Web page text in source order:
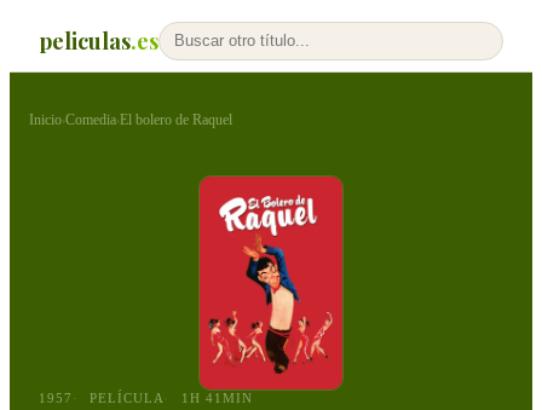
peliculas.es
Inicio›Comedia›El bolero de Raquel
1957 PELÍCULA 1H 41MIN